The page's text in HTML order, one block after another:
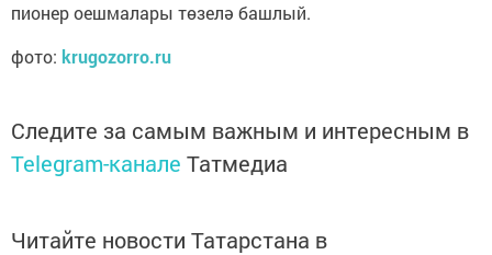
пионер оешмалары төзелә башлый.
фото: krugozorro.ru
Следите за самым важным и интересным в
Telegram-канале Татмедиа
Читайте новости Татарстана в